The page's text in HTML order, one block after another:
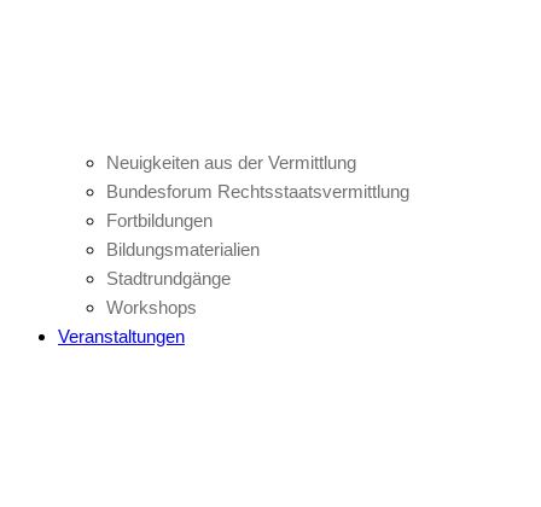
Neuigkeiten aus der Vermittlung
Bundesforum Rechtsstaatsvermittlung
Fortbildungen
Bildungsmaterialien
Stadtrundgänge
Workshops
Veranstaltungen